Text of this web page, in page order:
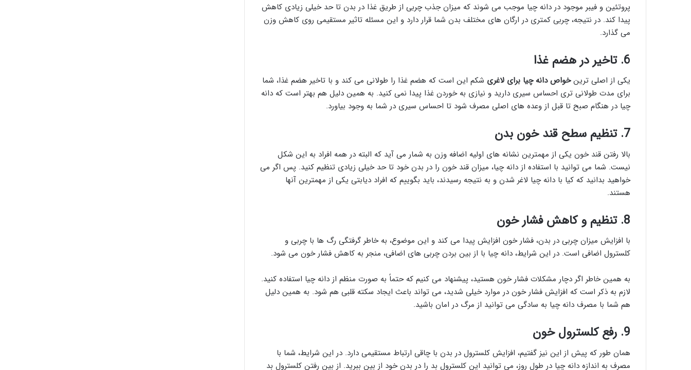
پروتئین و فیبر موجود در دانه چیا موجب می شوند که میزان جذب چربی از طریق غذا در بدن تا حد خیلی زیادی کاهش
پیدا کند. در نتیجه، چربی کمتری در ارگان های مختلف بدن شما قرار دارد و این مسئله تاثیر مستقیمی روی کاهش وزن
می گذارد.
6. تاخیر در هضم غذا
یکی از اصلی ترینخواص دانه چیا برای لاغری شکم این است که هضم غذا را طولانی می کند و با تاخیر هضم غذا، شما
برای مدت طولانی تری احساس سیری دارید و نیازی به خوردن غذا پیدا نمی کنید. به همین دلیل هم بهتر است که دانه
چیا در هنگام صبح تا قبل از وعده های اصلی مصرف شود تا احساس سیری در شما به وجود بیاورد.
7. تنظیم سطح قند خون بدن
بالا رفتن قند خون یکی از مهمترین نشانه های اولیه اضافه وزن به شمار می آید که البته در همه افراد به این شکل
نیست. شما می توانید با استفاده از دانه چیا، میزان قند خون را در بدن خود تا حد خیلی زیادی تنظیم کنید. پس اگر می
خواهید بدانید که کیا با دانه چیا لاغر شدن و به نتیجه رسیدند، باید بگوییم که افراد دیابتی یکی از مهمترین آنها
هستند.
8. تنظیم و کاهش فشار خون
با افزایش میزان چربی در بدن، فشار خون افزایش پیدا می کند و این موضوع، به خاطر گرفتگی رگ ها با چربی و
کلسترول اضافی است. در این شرایط، دانه چیا با از بین بردن چربی های اضافی، منجر به کاهش فشار خون می شود.
به همین خاطر اگر دچار مشکلات فشار خون هستید، پیشنهاد می کنیم که حتماً به صورت منظم از دانه چیا استفاده کنید.
لازم به ذکر است که افزایش فشار خون در موارد خیلی شدید، می تواند باعث ایجاد سکته قلبی هم شود. به همین دلیل
هم شما با مصرف دانه چیا به سادگی می توانید از مرگ در امان باشید.
9. رفع کلسترول خون
همان طور که پیش از این نیز گفتیم، افزایش کلسترول در بدن با چاقی ارتباط مستقیمی دارد. در این شرایط، شما با
مصرف به اندازه دانه چیا در طول روز، می توانید این کلسترول بد را در بدن خود از بین ببرید. از بین رفتن کلسترول بد